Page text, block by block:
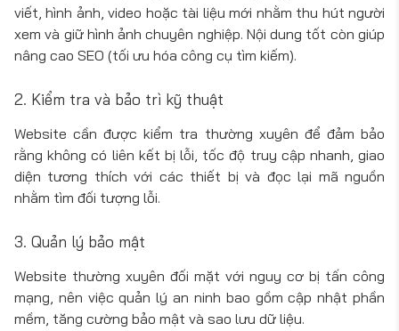
viết, hình ảnh, video hoặc tài liệu mới nhằm thu hút người
xem và giữ hình ảnh chuyên nghiệp. Nội dung tốt còn giúp
nâng cao SEO (tối ưu hóa công cụ tìm kiếm).
2. Kiểm tra và bảo trì kỹ thuật
Website cần được kiểm tra thường xuyên để đảm bảo
rằng không có liên kết bị lỗi, tốc độ truy cập nhanh, giao
diện tương thích với các thiết bị và đọc lại mã nguồn
nhằm tìm đối tượng lỗi.
3. Quản lý bảo mật
Website thường xuyên đối mặt với nguy cơ bị tấn công
mạng, nên việc quản lý an ninh bao gồm cập nhật phần
mềm, tăng cường bảo mật và sao lưu dữ liệu.